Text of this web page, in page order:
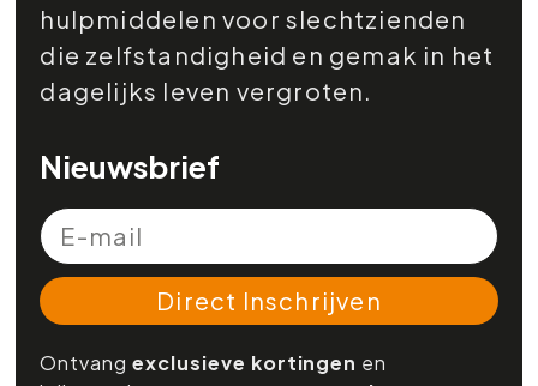
hulpmiddelen voor slechtzienden
die zelfstandigheid en gemak in het
dagelijks leven vergroten.
Nieuwsbrief
Direct Inschrijven
Ontvangexclusieve kortingen en